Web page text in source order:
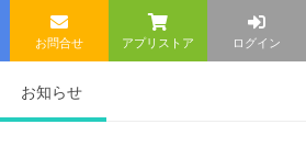
お問合せ アプリストア ログイン
お知らせ